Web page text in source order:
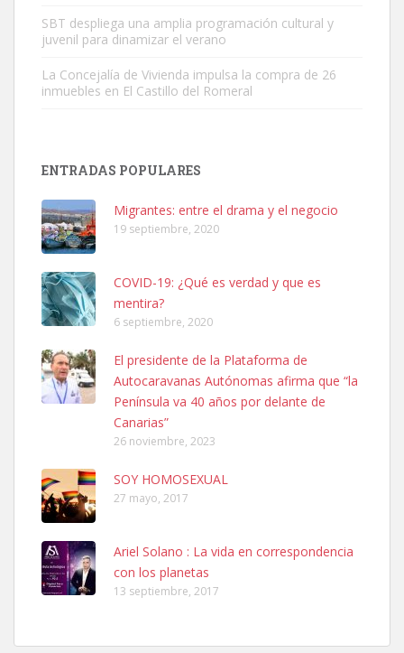
Leales.org » Gran Canaria
SHIBA PERDIDO AVDA JOSE MESA Y LOPEZ
PERRO MACHO RAZA SHIBA CON MICROCHIP PERDIDO HOY
06/07/2025 ZONA MESA Y LOPEZ. ES MUY ASUSTADIZO
Leales.org » Gran Canaria
6.7.2025
Ninfa perdida
El día 5 se los perdió una ninfa papillera, asustada tiene miedo a la
calle, se perdió por la zon...
SBT despliega una amplia programación cultural y
juvenil para dinamizar el verano
La Concejalía de Vivienda impulsa la compra de 26
inmuebles en El Castillo del Romeral
ENTRADAS POPULARES
Migrantes: entre el drama y el negocio
19 septiembre, 2020
COVID-19: ¿Qué es verdad y que es
mentira?
6 septiembre, 2020
El presidente de la Plataforma de
Autocaravanas Autónomas afirma que “la
Península va 40 años por delante de
Canarias”
26 noviembre, 2023
SOY HOMOSEXUAL
27 mayo, 2017
Ariel Solano : La vida en correspondencia
con los planetas
13 septiembre, 2017